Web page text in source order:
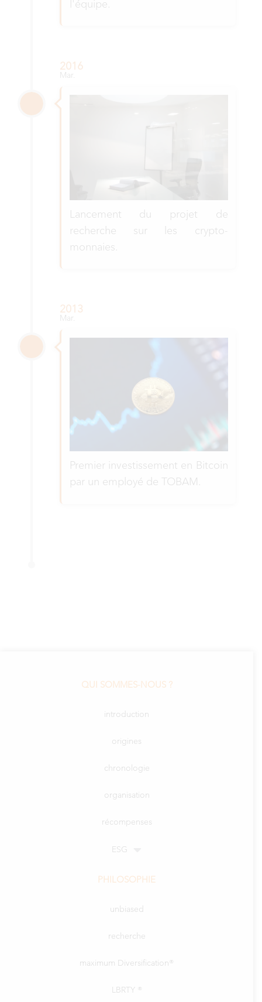
l'équipe.
2016
Mar.
Lancement du projet de
recherche sur les crypto-
monnaies.
2013
Mar.
Premier investissement en Bitcoin
par un employé de TOBAM.
QUI SOMMES-NOUS ?
introduction
origines
chronologie
organisation
récompenses
ESG
PHILOSOPHIE
unbiased
recherche
maximum Diversification®
LBRTY ®